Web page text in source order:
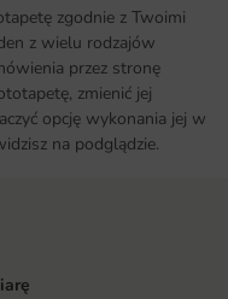
zgodnie z Twoimi
z wielu rodzajów
przez stronę
zmienić jej
opcję wykonania jej w
na podglądzie.